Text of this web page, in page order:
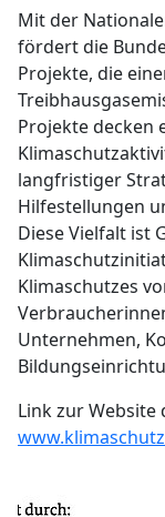
Mit der
fördert die
Projekte, die
Projekte decken
langfristiger
Hilfestellungen
Diese Vielfalt ist
Klima­schutzes
Unternehmen,
Link zur